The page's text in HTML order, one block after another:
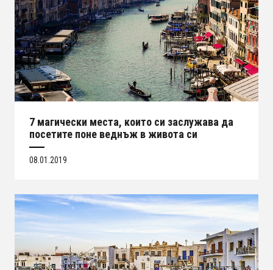
7 магически места, които си заслужава да
посетите поне веднъж в живота си
08.01.2019